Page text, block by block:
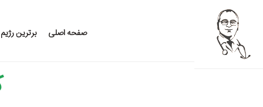
صفحه اصلی برترین